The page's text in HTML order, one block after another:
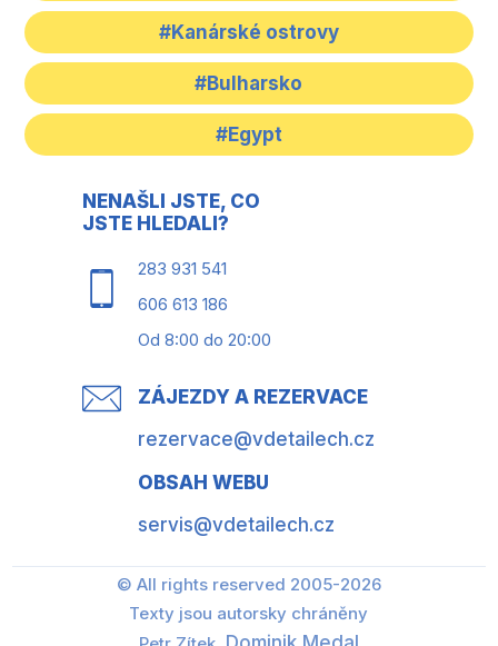
#Kanárské ostrovy
#Bulharsko
#Egypt
NENAŠLI JSTE, CO
JSTE HLEDALI?
283 931 541
606 613 186
Od 8:00 do 20:00
ZÁJEZDY A REZERVACE
rezervace@vdetailech.cz
OBSAH WEBU
servis@vdetailech.cz
© All rights reserved 2005-2026
Texty jsou autorsky chráněny